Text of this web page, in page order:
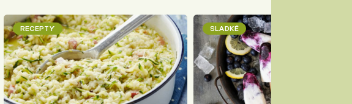
RECEPTY SLADKÉ